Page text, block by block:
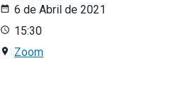
6 de Abril de 2021
15:30
Zoom